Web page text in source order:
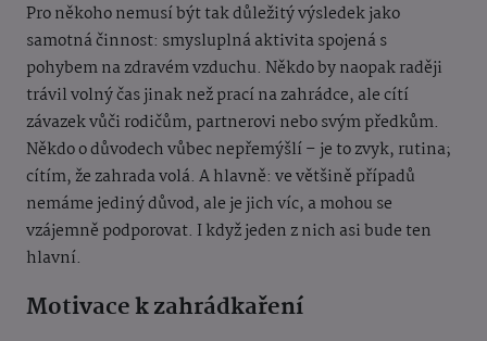
Pro někoho nemusí být tak důležitý výsledek jako
samotná činnost: smysluplná aktivita spojená s
pohybem na zdravém vzduchu. Někdo by naopak raději
trávil volný čas jinak než prací na zahrádce, ale cítí
závazek vůči rodičům, partnerovi nebo svým předkům.
Někdo o důvodech vůbec nepřemýšlí – je to zvyk, rutina;
cítím, že zahrada volá. A hlavně: ve většině případů
nemáme jediný důvod, ale je jich víc, a mohou se
vzájemně podporovat. I když jeden z nich asi bude ten
hlavní.
Motivace k zahrádkaření